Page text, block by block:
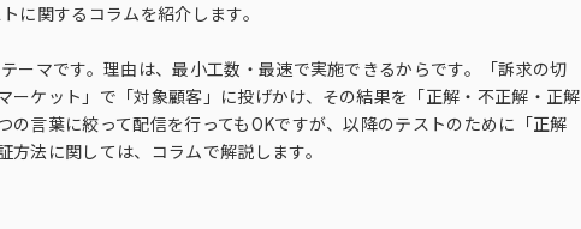
に関するコラムを紹介します。
ーマです。理由は、最小工数・最速で実施できるからです。「訴求の切
ーケット」で「対象顧客」に投げかけ、その結果を「正解・不正解・正解
言葉に絞って配信を行ってもOKですが、以降のテストのために「正解
法に関しては、コラムで解説します。